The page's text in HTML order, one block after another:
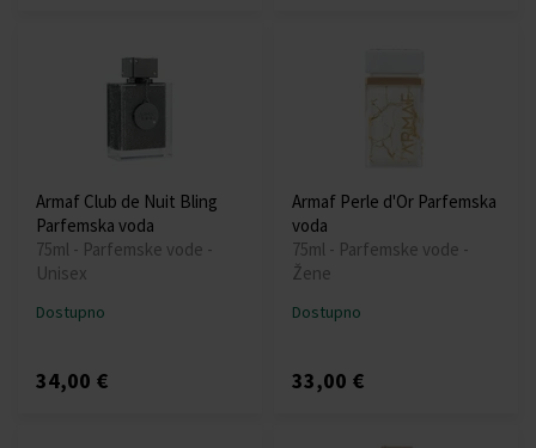
Armaf Club de Nuit Bling
Parfemska voda
75ml - Parfemske vode -
Unisex
Dostupno
34,00 €
Armaf Perle d'Or Parfemska
voda
75ml - Parfemske vode -
Žene
Dostupno
33,00 €